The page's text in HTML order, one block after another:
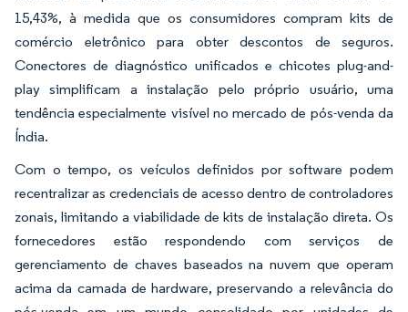
15,43%, à medida que os consumidores compram kits de
comércio eletrônico para obter descontos de seguros.
Conectores de diagnóstico unificados e chicotes plug-and-
play simplificam a instalação pelo próprio usuário, uma
tendência especialmente visível no mercado de pós-venda da
Índia.
Com o tempo, os veículos definidos por software podem
recentralizar as credenciais de acesso dentro de controladores
zonais, limitando a viabilidade de kits de instalação direta. Os
fornecedores estão respondendo com serviços de
gerenciamento de chaves baseados na nuvem que operam
acima da camada de hardware, preservando a relevância do